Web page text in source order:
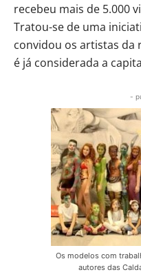
recebeu mais de 5.000
Tratou-se de uma
convidou os artistas da
é já considerada a
-
Os modelos com
autores das